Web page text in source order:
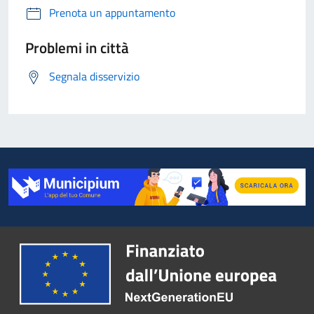
Prenota un appuntamento
Problemi in città
Segnala disservizio